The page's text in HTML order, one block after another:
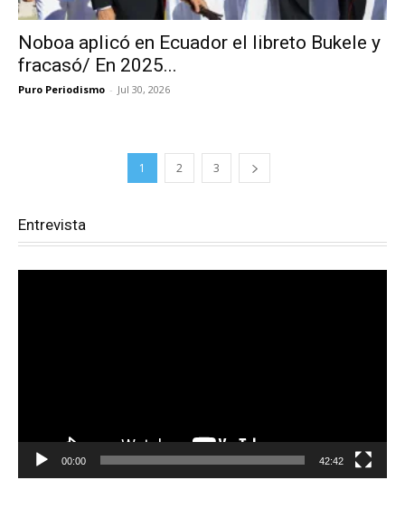
Noboa aplicó en Ecuador el libreto Bukele y
fracasó/ En 2025...
Puro Periodismo - Jul 30, 2026
1 2 3
Entrevista
00:00 42:42